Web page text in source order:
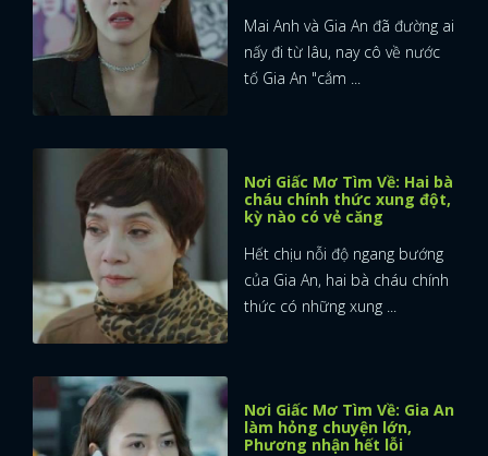
Mai Anh và Gia An đã đường ai
nấy đi từ lâu, nay cô về nước
tố Gia An "cắm ...
Nơi Giấc Mơ Tìm Về: Hai bà
cháu chính thức xung đột,
kỳ nào có vẻ căng
Hết chịu nỗi độ ngang bướng
của Gia An, hai bà cháu chính
thức có những xung ...
Nơi Giấc Mơ Tìm Về: Gia An
làm hỏng chuyện lớn,
Phương nhận hết lỗi